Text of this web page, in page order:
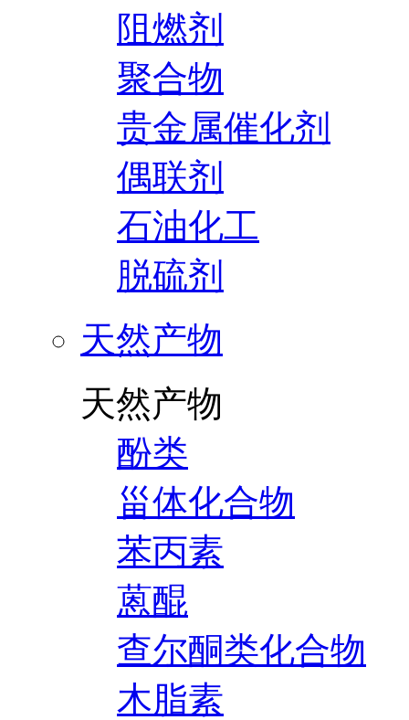
阻燃剂
聚合物
贵金属催化剂
偶联剂
石油化工
脱硫剂
天然产物
天然产物
酚类
甾体化合物
苯丙素
蒽醌
查尔酮类化合物
木脂素